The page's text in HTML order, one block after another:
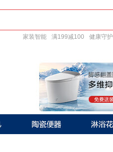
家装智能 满199减100 健康守护